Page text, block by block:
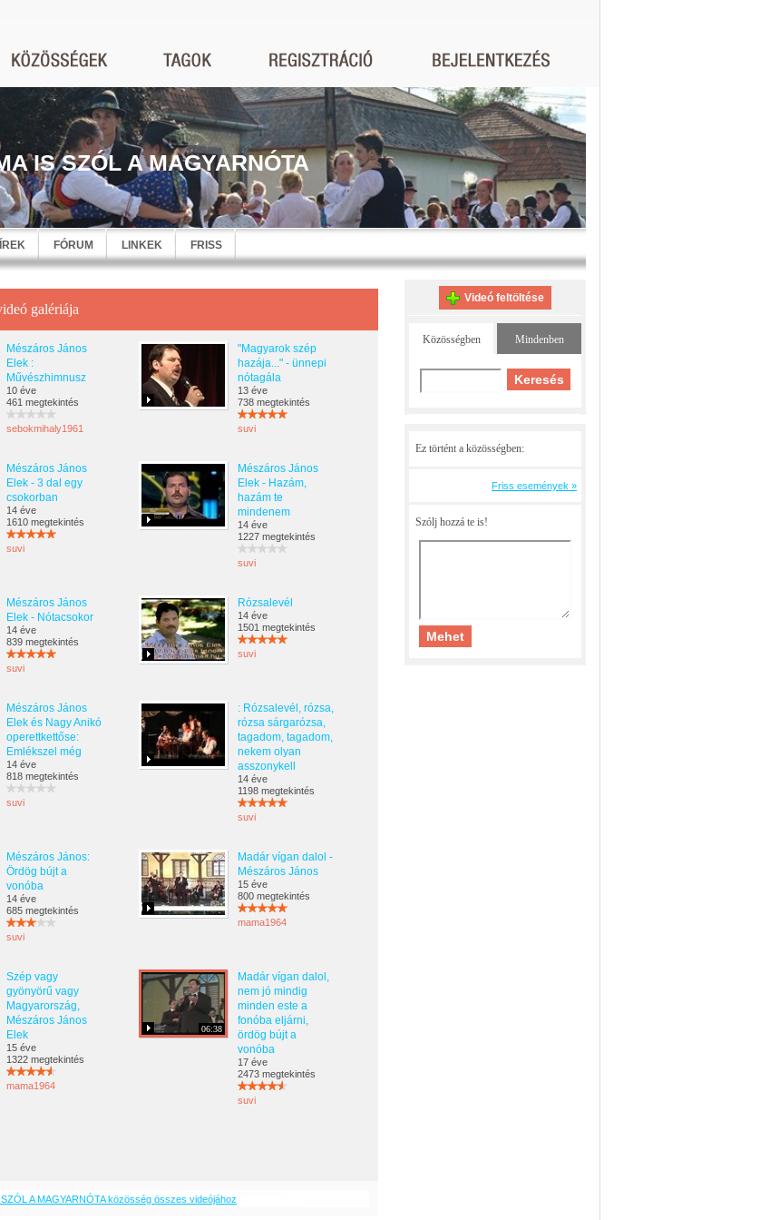
IS SZÓL A MAGYARNÓTA
FÓRUM LINKEK FRISS
galériája
Mészáros János
Elek :
Művészhimnusz
10 éve
461 megtekintés
sebokmihaly1961
"Magyarok szép
hazája..." - ünnepi
nótagála
13 éve
738 megtekintés
suvi
Mészáros János
Elek - 3 dal egy
csokorban
14 éve
1610 megtekintés
suvi
Mészáros János
Elek - Hazám,
hazám te
mindenem
14 éve
1227 megtekintés
suvi
Mészáros János
Elek - Nótacsokor
14 éve
839 megtekintés
suvi
Rózsalevél
14 éve
1501 megtekintés
suvi
Mészáros János
Elek és Nagy Anikó
operettkettőse:
Emlékszel még
14 éve
818 megtekintés
suvi
: Rózsalevél, rózsa,
rózsa sárgarózsa,
tagadom, tagadom,
nekem olyan
asszonykell
14 éve
1198 megtekintés
suvi
Mészáros János:
Ördög bújt a
vonóba
14 éve
685 megtekintés
suvi
Madár vígan dalol -
Mészáros János
15 éve
800 megtekintés
mama1964
Szép vagy
gyönyörű vagy
Magyarország,
Mészáros János
Elek
15 éve
1322 megtekintés
mama1964
06:38
Madár vígan dalol,
nem jó mindig
minden este a
fonóba eljárni,
ördög bújt a
vonóba
17 éve
2473 megtekintés
suvi
A MAGYARNÓTA közösség összes videójához
Videó feltöltése
Közösségben Mindenben
Ez történt a közösségben:
Friss események »
Szólj hozzá te is!